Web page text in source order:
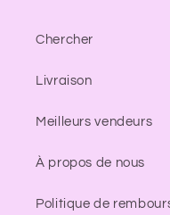
Chercher
Livraison
Meilleurs vendeurs
À propos de nous
Politique de